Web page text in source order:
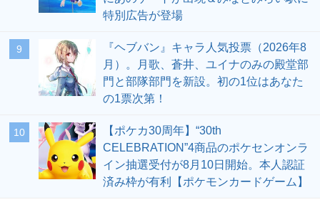
特別広告が登場
9
『ヘブバン』キャラ人気投票（2026年8
月）。月歌、蒼井、ユイナのみの殿堂部
門と部隊部門を新設。初の1位はあなた
の1票次第！
10
【ポケカ30周年】“30th
CELEBRATION”4商品のポケセンオンラ
イン抽選受付が8月10日開始。本人認証
済み枠が有利【ポケモンカードゲーム】